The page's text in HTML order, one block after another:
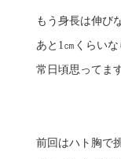
もう身長は伸び
あと1㎝くらい
常日頃思ってま
前回はハト胸で